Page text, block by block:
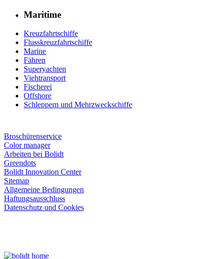
Maritime
Kreuzfahrtschiffe
Flusskreuzfahrtschiffe
Marine
Fähren
Superyachten
Viehtransport
Fischerei
Offshore
Schleppern und Mehrzweckschiffe
Broschürenservice
Color manager
Arbeiten bei Bolidt
Greendots
Bolidt Innovation Center
Sitemap
Allgemeine Bedingungen
Haftungsausschluss
Datenschutz und Cookies